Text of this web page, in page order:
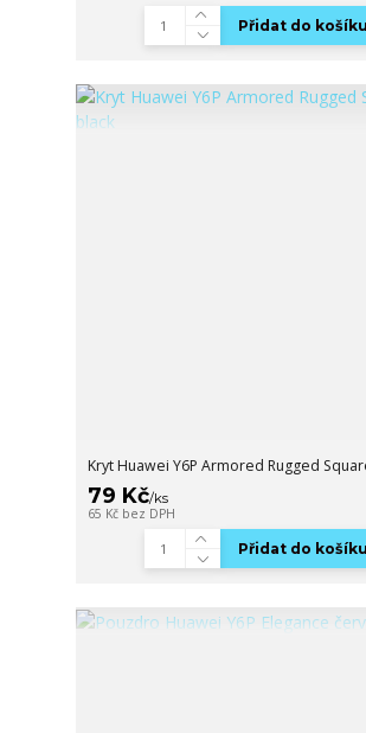
Přidat do košíku
Kryt Huawei Y6P Armored Rugged
79 Kč/ks
65 Kč bez DPH
Přidat do košíku